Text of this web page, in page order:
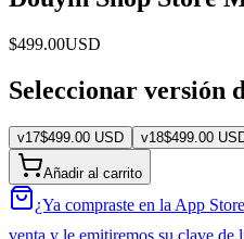
$499.00USD
Seleccionar versión
v17$499.00 USD v18$499.00
Añadir al carrito
¿Ya compraste en la App